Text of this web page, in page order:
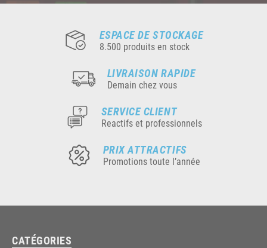
ESPACE DE STOCKAGE
8.500 produits en stock
LIVRAISON RAPIDE
Demain chez vous
SERVICE CLIENT
Reactifs et professionnels
PRIX ATTRACTIFS
Promotions toute l’année
CATÉGORIES